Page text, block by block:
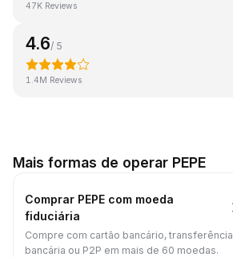
47K Reviews
4.6/ 5
1.4M Reviews
Mais formas de operar PEPE
Comprar PEPE com moeda
fiduciária
Compre com cartão bancário, transferência
bancária ou P2P em mais de 60 moedas.